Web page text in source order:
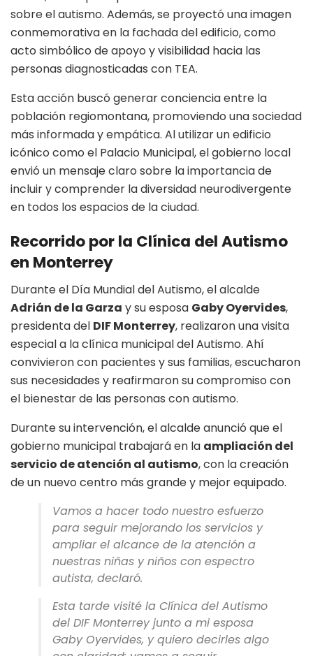
sobre el autismo. Además, se proyectó una imagen
conmemorativa en la fachada del edificio, como
acto simbólico de apoyo y visibilidad hacia las
personas diagnosticadas con TEA.
Esta acción buscó generar conciencia entre la
población regiomontana, promoviendo una sociedad
más informada y empática. Al utilizar un edificio
icónico como el Palacio Municipal, el gobierno local
envió un mensaje claro sobre la importancia de
incluir y comprender la diversidad neurodivergente
en todos los espacios de la ciudad.
Recorrido por la Clínica del Autismo
en Monterrey
Durante el Día Mundial del Autismo, el alcalde
Adrián de la Garza y su esposa Gaby Oyervides,
presidenta del DIF Monterrey, realizaron una visita
especial a la clínica municipal del Autismo. Ahí
convivieron con pacientes y sus familias, escucharon
sus necesidades y reafirmaron su compromiso con
el bienestar de las personas con autismo.
Durante su intervención, el alcalde anunció que el
gobierno municipal trabajará en la ampliación del
servicio de atención al autismo, con la creación
de un nuevo centro más grande y mejor equipado.
Vamos a hacer todo nuestro esfuerzo
para seguir mejorando los servicios y
ampliar el alcance de la atención a
nuestras niñas y niños con espectro
autista, declaró.
Esta tarde visité la Clínica del Autismo
del DIF Monterrey junto a mi esposa
Gaby Oyervides, y quiero decirles algo